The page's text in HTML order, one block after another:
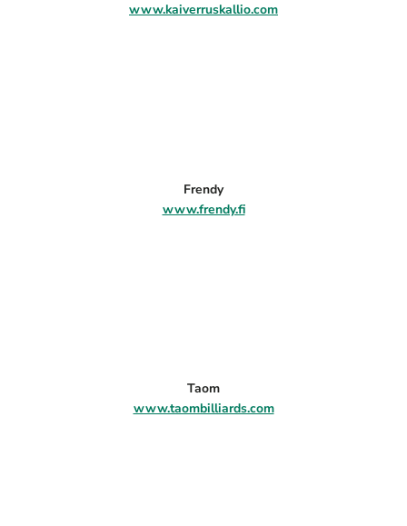
www.kaiverruskallio.com
Frendy
www.frendy.fi
Taom
www.taombilliards.com